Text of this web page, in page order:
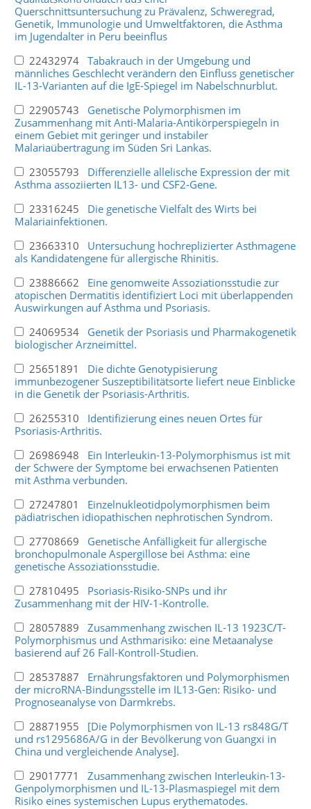
Querschnittsuntersuchung zu Prävalenz, Schweregrad,
Genetik, Immunologie und Umweltfaktoren, die Asthma
im Jugendalter in Peru beeinflus
22432974 Tabakrauch in der Umgebung und
männliches Geschlecht verändern den Einfluss genetischer
IL-13-Varianten auf die IgE-Spiegel im Nabelschnurblut.
22905743 Genetische Polymorphismen im
Zusammenhang mit Anti-Malaria-Antikörperspiegeln in
einem Gebiet mit geringer und instabiler
Malariaübertragung im Süden Sri Lankas.
23055793 Differenzielle allelische Expression der mit
Asthma assoziierten IL13- und CSF2-Gene.
23316245 Die genetische Vielfalt des Wirts bei
Malariainfektionen.
23663310 Untersuchung hochreplizierter Asthmagene
als Kandidatengene für allergische Rhinitis.
23886662 Eine genomweite Assoziationsstudie zur
atopischen Dermatitis identifiziert Loci mit überlappenden
Auswirkungen auf Asthma und Psoriasis.
24069534 Genetik der Psoriasis und Pharmakogenetik
biologischer Arzneimittel.
25651891 Die dichte Genotypisierung
immunbezogener Suszeptibilitätsorte liefert neue Einblicke
in die Genetik der Psoriasis-Arthritis.
26255310 Identifizierung eines neuen Ortes für
Psoriasis-Arthritis.
26986948 Ein Interleukin-13-Polymorphismus ist mit
der Schwere der Symptome bei erwachsenen Patienten
mit Asthma verbunden.
27247801 Einzelnukleotidpolymorphismen beim
pädiatrischen idiopathischen nephrotischen Syndrom.
27708669 Genetische Anfälligkeit für allergische
bronchopulmonale Aspergillose bei Asthma: eine
genetische Assoziationsstudie.
27810495 Psoriasis-Risiko-SNPs und ihr
Zusammenhang mit der HIV-1-Kontrolle.
28057889 Zusammenhang zwischen IL-13 1923C/T-
Polymorphismus und Asthmarisiko: eine Metaanalyse
basierend auf 26 Fall-Kontroll-Studien.
28537887 Ernährungsfaktoren und Polymorphismen
der microRNA-Bindungsstelle im IL13-Gen: Risiko- und
Prognoseanalyse von Darmkrebs.
28871955 [Die Polymorphismen von IL-13 rs848G/T
und rs1295686A/G in der Bevölkerung von Guangxi in
China und vergleichende Analyse].
29017771 Zusammenhang zwischen Interleukin-13-
Genpolymorphismen und IL-13-Plasmaspiegel mit dem
Risiko eines systemischen Lupus erythematodes.